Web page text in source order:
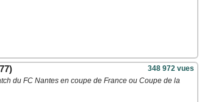
348 972 vues
du FC Nantes en coupe de France ou Coupe de la